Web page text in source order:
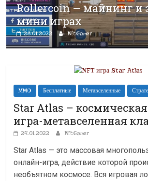
Rollercoin — майнинг и
мини играх
28.01.2022 NftGamer
MMO Бесплатные Метавселенные
Star Atlas –
игра-метавселенная
24.01.2022 NftGamer
Star Atlas — это массовая
онлайн-игра, действие которой
необъятном космосе. Вся игровая